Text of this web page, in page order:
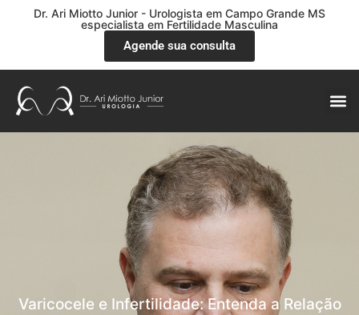
Dr. Ari Miotto Junior - Urologista em Campo Grande MS
especialista em Fertilidade Masculina
Agende sua consulta
Varicocele e Infertilidade: Entenda a Relação